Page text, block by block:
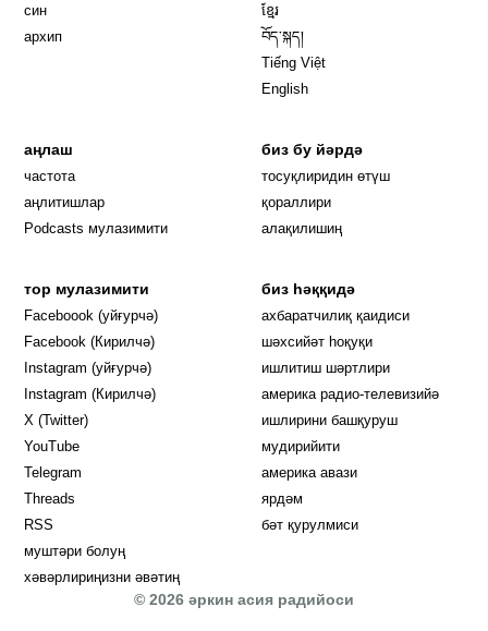
син
архип
ខ្មែរ
བོད་སྐད།
Tiếng Việt
English
аңлаш
частота
аңлитишлар
Podcasts мулазимити
биз бу йәрдә
тосуқлиридин өтүш
қораллири
алақилишиң
тор мулазимити
Faceboook (уйғурчә) Opens in new window
Facebook (Кирилчә) Opens in new window
Instagram (уйғурчә) Opens in new window
Instagram (Кирилчә) Opens in new window
X (Twitter)
YouTube
Telegram
Threads
RSS
муштәри болуң
хәвәрлириңизни әвәтиң
биз һәққидә
ахбаратчилиқ қаидиси
шәхсийәт һоқуқи
ишлитиш шәртлири
америка радио-телевизийә
ишлирини башқуруш
мудирийити
америка авази
ярдәм
бәт қурулмиси
© 2026 әркин асия радийоси